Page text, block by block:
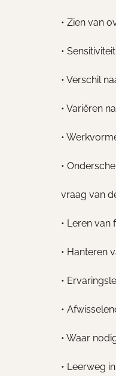
• Zien van
•
• Verschil
• Variëren
•
•
vraag van
• Leren van
• Hanteren
•
•
• Waar
• Leerweg